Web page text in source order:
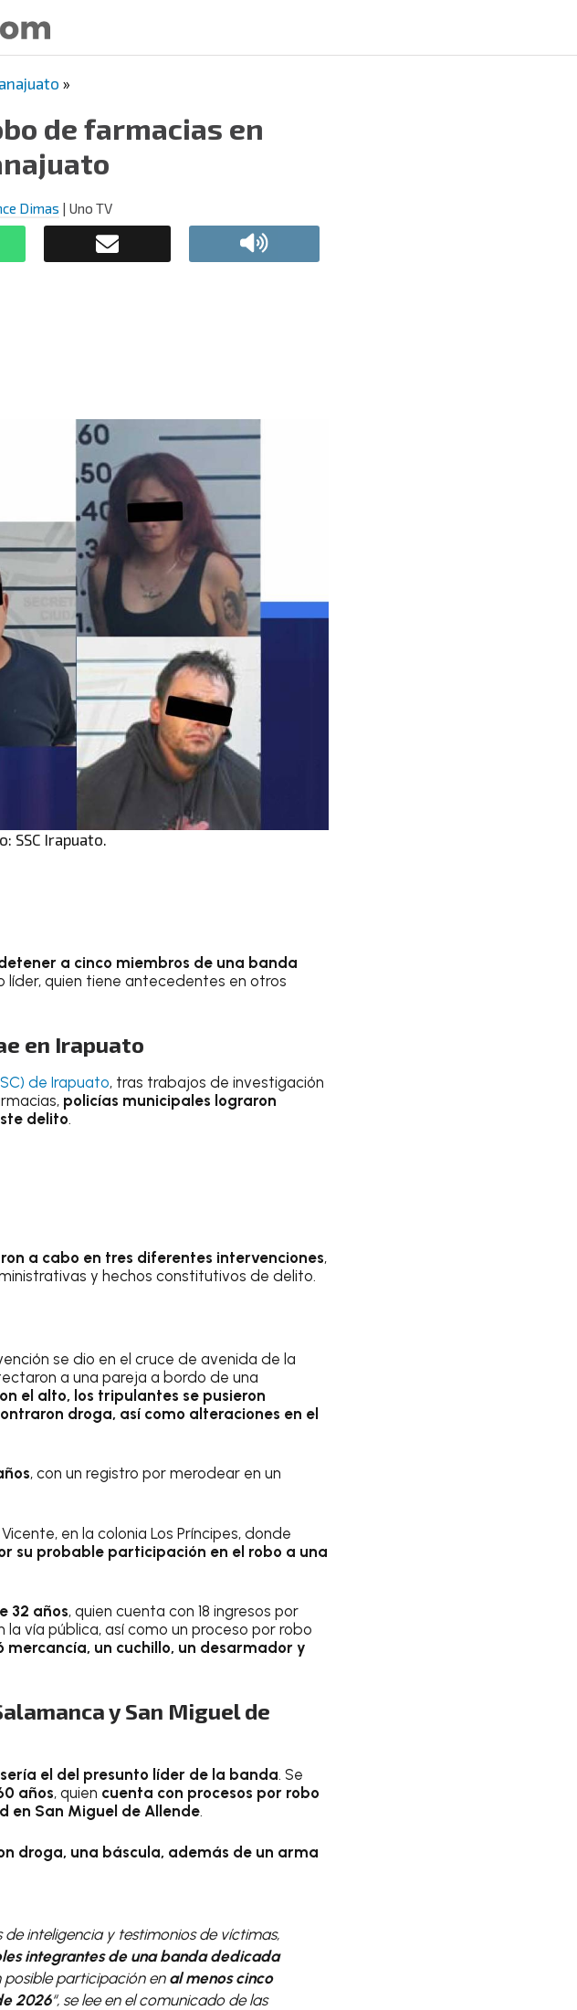
»
de farmacias en
Dimas | Uno TV
SSC Irapuato.
a cinco miembros de una banda
líder, quien tiene antecedentes en otros
en Irapuato
de Irapuato, tras trabajos de investigación
policías municipales lograron
delito.
a cabo en tres diferentes intervenciones,
y hechos constitutivos de delito.
se dio en el cruce de avenida de la
a una pareja a bordo de una
el alto, los tripulantes se pusieron
droga, así como alteraciones en el
, con un registro por merodear en un
en la colonia Los Príncipes, donde
su probable participación en el robo a una
32 años, quien cuenta con 18 ingresos por
vía pública, así como un proceso por robo
mercancía, un cuchillo, un desarmador y
y San Miguel de
sería el del presunto líder de la banda. Se
años, quien cuenta con procesos por robo
en San Miguel de Allende.
droga, una báscula, además de un arma
de inteligencia y testimonios de víctimas,
integrantes de una banda dedicada
posible participación en al menos cinco
2026“, se lee en el comunicado de las